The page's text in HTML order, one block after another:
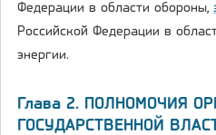
Федерации в области обороны,
Российской Федерации в
энергии.
Глава 2. ПОЛНОМОЧИЯ
ГОСУДАРСТВЕННОЙ